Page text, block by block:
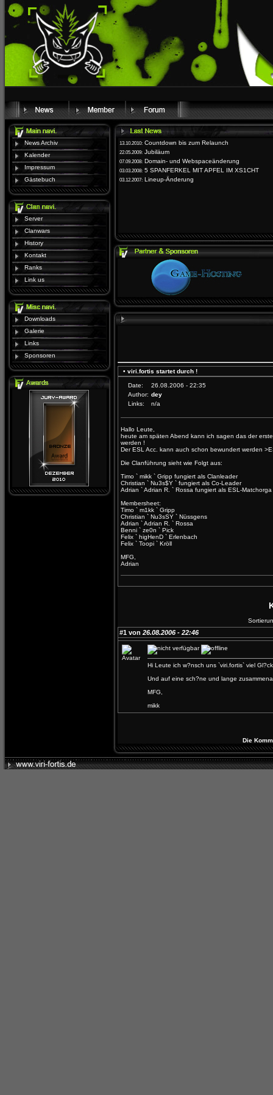
News Archiv
Kalender
Impressum
Gästebuch
Server
Clanwars
History
Kontakt
Ranks
Link us
Downloads
Galerie
Links
Sponsoren
13.10.2010: Countdown bis zum Relaunch
22.05.2009: Jubiläum
07.09.2008: Domain- und Webspaceänderung
03.03.2008: 5 SPANFERKEL MIT APFEL IM XS1CHT
03.12.2007: Lineup-Änderung
• viri.fortis startet durch !
Date:
26.08.2006 - 22:35
Author: dey
Links:
n/a
Hallo Leute,
heute am späten Abend kann ich sagen das der
werden !
Der ESL Acc. kann auch schon bewundert werden
Die Clanführung sieht wie Folgt aus:
Timo ` mikk ` Gripp fungiert als Clanleader
Christian ` Nu3s$Y ` fungiert als Co-Leader
Adrian ` Adrian R. ` Rossa fungiert als ESL-Matchorga
Membersheet:
Timo ` m1kk ` Gripp
Christian ` Nu3sSY ` Nüssgens
Adrian ` Adrian R. ` Rossa
Benni ` ze0n ` Pick
Felix ` higHenD ` Erlenbach
Felix ` Toopi ` Kröll
MFG,
Adrian
#1 von 26.08.2006 - 22:46
Hi Leute ich w?nsch uns `viri.fortis` viel
Und auf eine sch?ne und lange
MFG,
mikk
Die